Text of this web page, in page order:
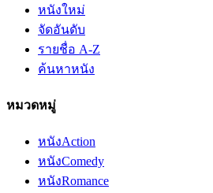
หนังใหม่
จัดอันดับ
รายชื่อ A-Z
ค้นหาหนัง
หมวดหมู่
หนังAction
หนังComedy
หนังRomance